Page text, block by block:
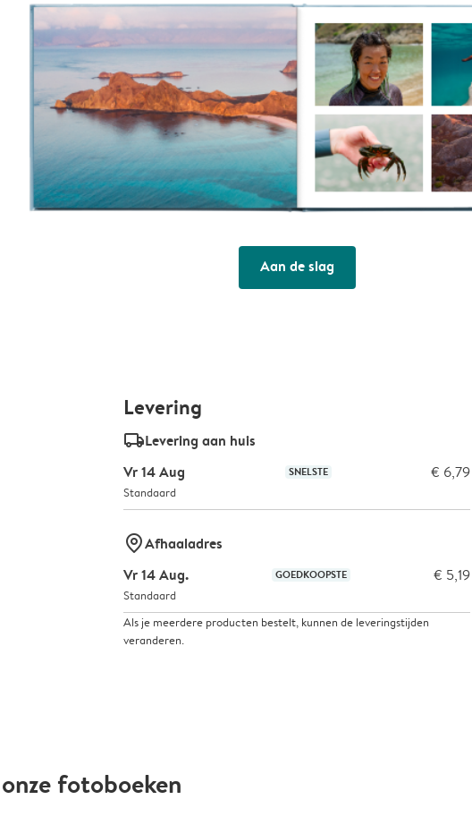
Aan de slag
Levering
delivery_standard_v2Levering aan huis
Vr 14 Aug
SNELSTE € 6,79
Standaard
marker-pinAfhaaladres
Vr 14 Aug.
GOEDKOOPSTE € 5,19
Standaard
Als je meerdere producten bestelt, kunnen de leveringstijden
veranderen.
fotoboeken